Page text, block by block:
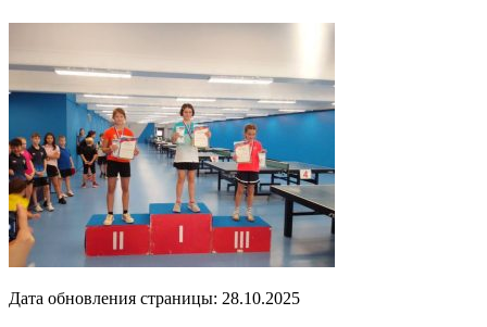
Дата обновления страницы: 28.10.2025